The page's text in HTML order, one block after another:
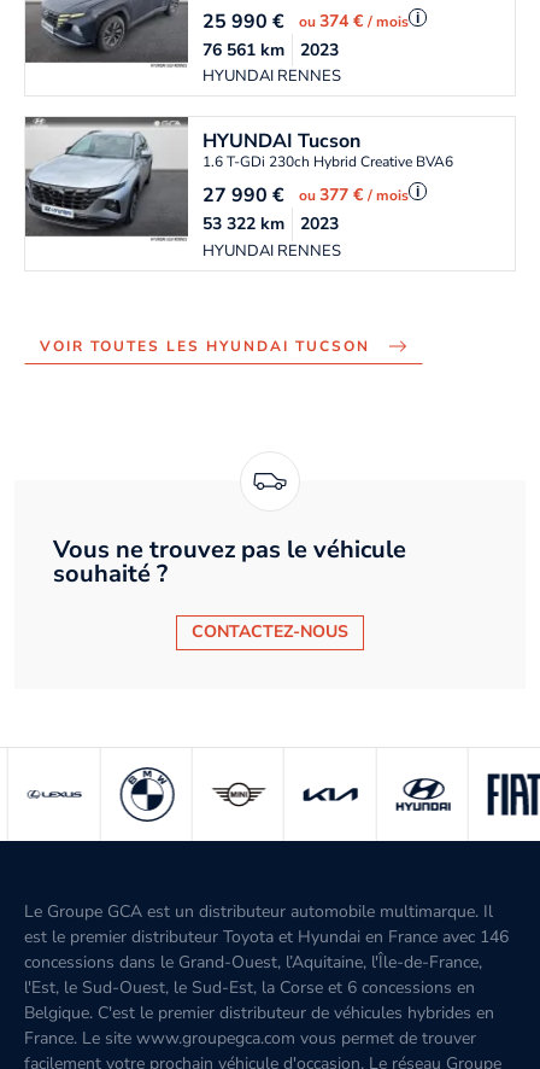
25 990€ ou374 €/ mois i
HYUNDAI RENNES
76 561km 2023
HYUNDAITucson
1.6 T-GDi 230ch Hybrid Creative BVA6
27 990€ ou377 €/ mois i
HYUNDAI RENNES
53 322km 2023
VOIR TOUTES LES HYUNDAI TUCSON
Vous ne trouvez pas le véhicule
souhaité ?
CONTACTEZ-NOUS
Le Groupe GCA est un distributeur automobile multimarque. Il
est le premier distributeur Toyota et Hyundai en France avec 146
concessions dans le Grand-Ouest, l’Aquitaine, l'Île-de-France,
l'Est, le Sud-Ouest, le Sud-Est, la Corse et 6 concessions en
Belgique. C'est le premier distributeur de véhicules hybrides en
France. Le site www.groupegca.com vous permet de trouver
facilement votre prochain véhicule d'occasion. Le réseau Groupe